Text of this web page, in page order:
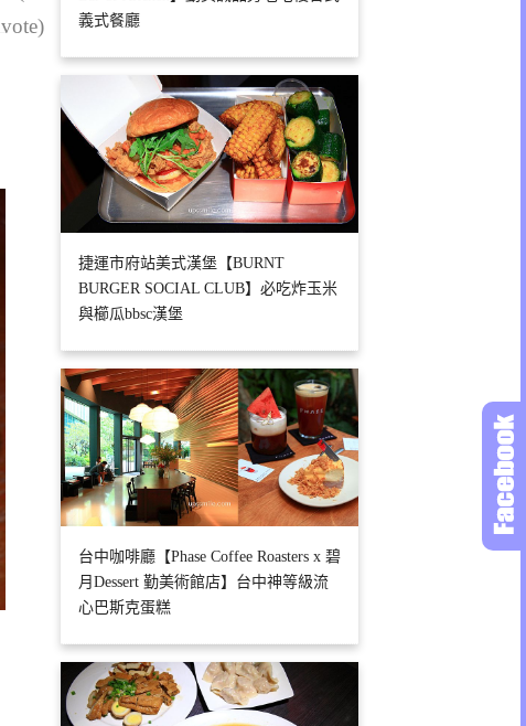
vote)
義式餐廳
捷運市府站美式漢堡【BURNT
BURGER SOCIAL CLUB】必吃炸玉米
與櫛瓜bbsc漢堡
台中咖啡廳【Phase Coffee Roasters x 碧
月Dessert 勤美術館店】台中神等級流
心巴斯克蛋糕